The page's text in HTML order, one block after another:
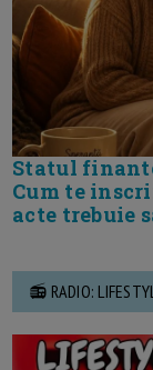
Statul
Cum te
acte trebuie
📻 RADIO: